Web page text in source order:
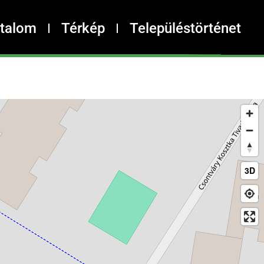
Térkép Településtörténet